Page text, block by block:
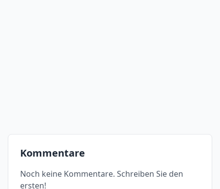
Kommentare
Noch keine Kommentare. Schreiben Sie den
ersten!